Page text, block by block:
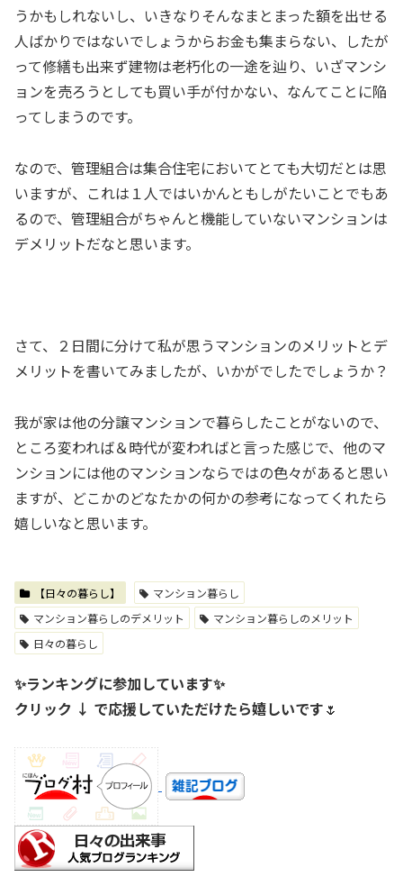
うかもしれないし、いきなりそんなまとまった額を出せる
人ばかりではないでしょうからお金も集まらない、したが
って修繕も出来ず建物は老朽化の一途を辿り、いざマンシ
ョンを売ろうとしても買い手が付かない、なんてことに陥
ってしまうのです。
なので、管理組合は集合住宅においてとても大切だとは思
いますが、これは１人ではいかんともしがたいことでもあ
るので、管理組合がちゃんと機能していないマンションは
デメリットだなと思います。
さて、２日間に分けて私が思うマンションのメリットとデ
メリットを書いてみましたが、いかがでしたでしょうか？
我が家は他の分譲マンションで暮らしたことがないので、
ところ変われば＆時代が変わればと言った感じで、他のマ
ンションには他のマンションならではの色々があると思い
ますが、どこかのどなたかの何かの参考になってくれたら
嬉しいなと思います。
【日々の暮らし】
マンション暮らし
マンション暮らしのデメリット
マンション暮らしのメリット
日々の暮らし
✨ランキングに参加しています✨
クリック ↓ で応援していただけたら嬉しいです🌷